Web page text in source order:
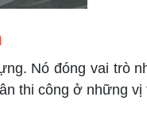
Nó đóng vai trò
thi công ở những vị